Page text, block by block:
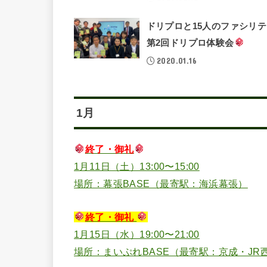
ドリプロと15人のファシリ
第2回ドリプロ体験会
2020.01.16
1月
終了・御礼
1月11日（土）13:00〜15:00
場所：幕張BASE（最寄駅：海浜幕張）
終了・御礼
1月15日（水）19:00〜21:00
場所：まいぷれBASE（最寄駅：京成・JR